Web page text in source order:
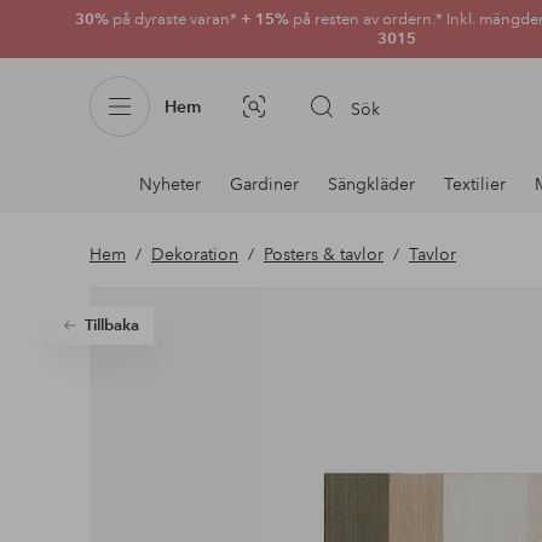
30% på dyraste varan* + 15% på resten av ordern.* Inkl.
3015
Hem Bildsök Sök
Avdelnings
navigation
Nyheter Gardiner Sängkläder Textilier
Hem Dekoration Posters & tavlor Tavlor
Tillbaka